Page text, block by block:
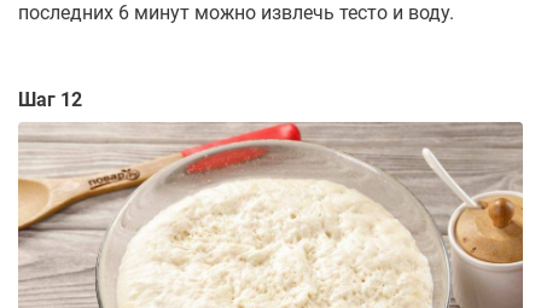
последних 6 минут можно извлечь тесто и воду.
Шаг 12